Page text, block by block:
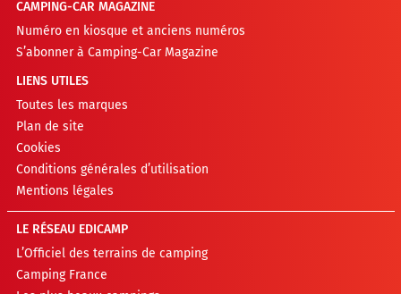
CAMPING-CAR MAGAZINE
Numéro en kiosque et anciens numéros
S’abonner à Camping-Car Magazine
LIENS UTILES
Toutes les marques
Plan de site
Cookies
Conditions générales d’utilisation
Mentions légales
LE RÉSEAU EDICAMP
L’Officiel des terrains de camping
Camping France